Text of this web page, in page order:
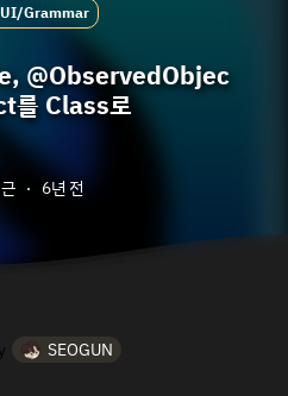
Grammar
@ObservedObjec
Class로
6년 전
SEOGUN